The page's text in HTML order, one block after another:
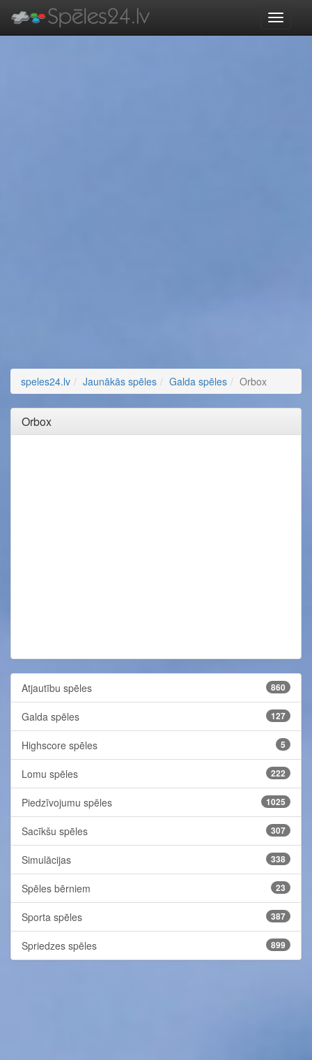
speles24.lv Jaunākās spēles Galda spēles Orbox
Orbox
Atjautību spēles 860
Galda spēles 127
Highscore spēles 5
Lomu spēles 222
Piedzīvojumu spēles 1025
Sacīkšu spēles 307
Simulācijas 338
Spēles bērniem 23
Sporta spēles 387
Spriedzes spēles 899